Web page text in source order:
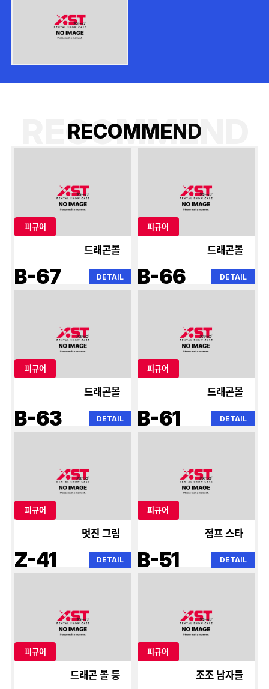
RECOMMEND
RECOMMEND
피규어
드래곤볼
B-67 DETAIL
피규어
드래곤볼
B-66 DETAIL
피규어
드래곤볼
B-63 DETAIL
피규어
드래곤볼
B-61 DETAIL
피규어
멋진 그림
Z-41 DETAIL
피규어
점프 스타
B-51 DETAIL
피규어
드래곤 볼 등
피규어
조조 남자들